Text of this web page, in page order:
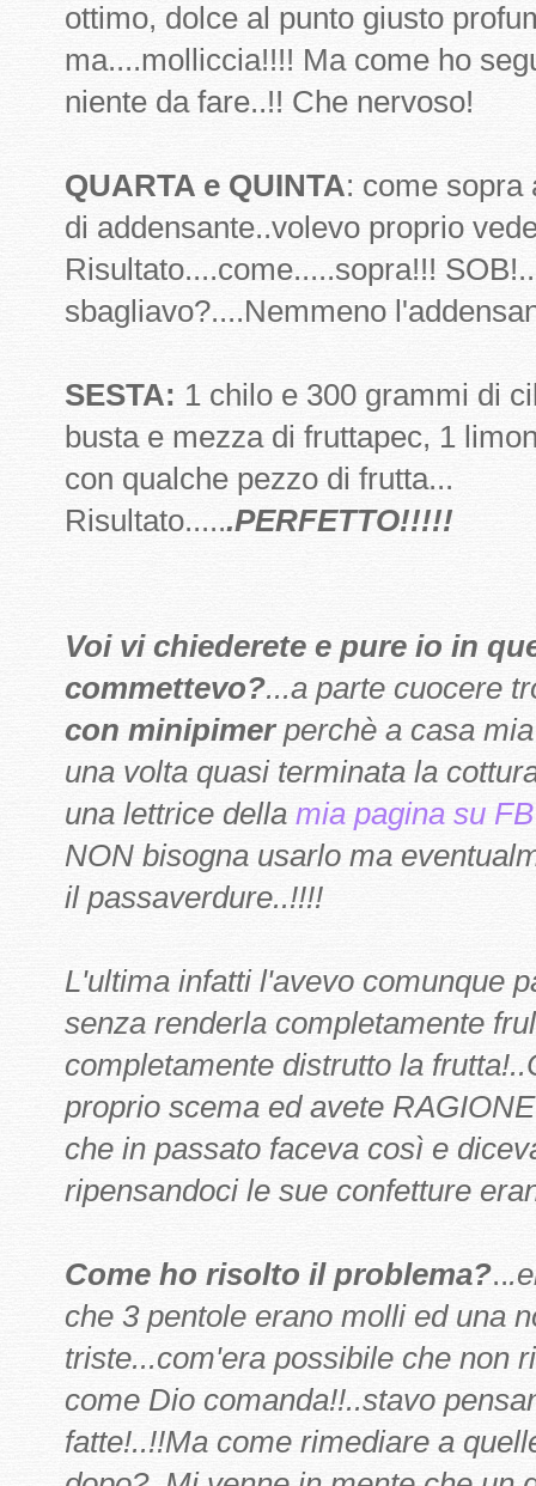
ottimo, dolce al punto giusto
ma....molliccia!!!! Ma come ho
niente da fare..!! Che nervoso!
QUARTA e QUINTA: come sopra
di addensante..volevo proprio
Risultato....come.....sopra!!!
sbagliavo?....Nemmeno
SESTA: 1 chilo e 300 grammi di
busta e mezza di fruttapec, 1
con qualche pezzo di frutta...
Risultato......PERFETTO!!!!!
Voi vi chiederete e pure io in
commettevo?...a parte cuocere
con minipimerperchè a casa
una volta quasi terminata la
una lettrice della mia pagina su FB
NON bisogna usarlo ma
il passaverdure..!!!!
L'ultima infatti l'avevo comunque
senza renderla completamente
completamente distrutto la
proprio scema ed avete
che in passato faceva così e
ripensandoci le sue confetture
Come ho risolto il problema?..
che 3 pentole erano molli ed una
triste...com'era possibile che non
come Dio comanda!!..stavo
fatte!..!!Ma come rimediare a